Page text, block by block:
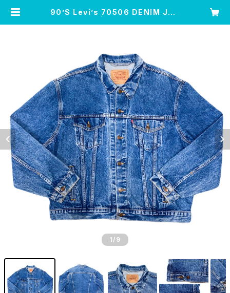
90’S Levi’s 70506 DENIM JKT
1 /9